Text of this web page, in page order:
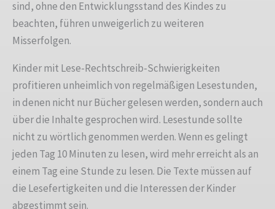
sind, ohne den Entwicklungsstand des Kindes zu
beachten, führen unweigerlich zu weiteren
Misserfolgen.
Kinder mit Lese-Rechtschreib-Schwierigkeiten
profitieren unheimlich von regelmäßigen Lesestunden,
in denen nicht nur Bücher gelesen werden, sondern auch
über die Inhalte gesprochen wird. Lesestunde sollte
nicht zu wörtlich genommen werden. Wenn es gelingt
jeden Tag 10 Minuten zu lesen, wird mehr erreicht als an
einem Tag eine Stunde zu lesen. Die Texte müssen auf
die Lesefertigkeiten und die Interessen der Kinder
abgestimmt sein.